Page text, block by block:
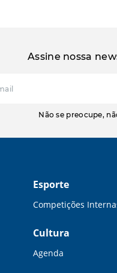
Assine nossa
Não se preocupe,
Esporte
Competições
Cultura
Agenda